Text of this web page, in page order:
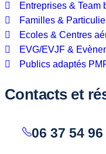
Entreprises & Team
Familles &
Ecoles & Centres
EVG/EVJF &
Publics adaptés
Contacts et
06 37 54